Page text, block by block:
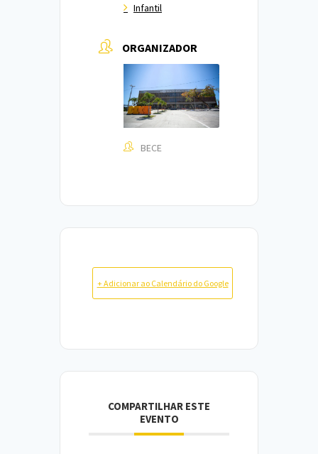
Infantil
ORGANIZADOR
BECE
+ Adicionar ao Calendário do Google
COMPARTILHAR ESTE
EVENTO